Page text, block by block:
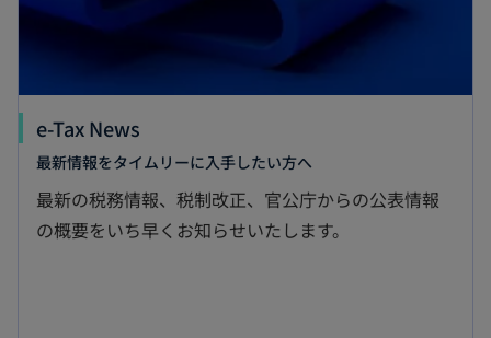
e-Tax News
最新情報をタイムリーに入手したい方へ
最新の税務情報、税制改正、官公庁からの公表情報
の概要をいち早くお知らせいたします。